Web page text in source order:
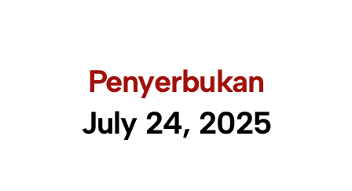
Penyerbukan
July 24, 2025